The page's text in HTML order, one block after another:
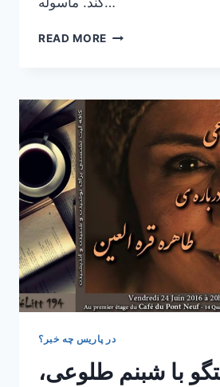
READ MORE ماسوله،
بام‌ها
در پاریس چه خبر؟
با شبنم طلوعی،